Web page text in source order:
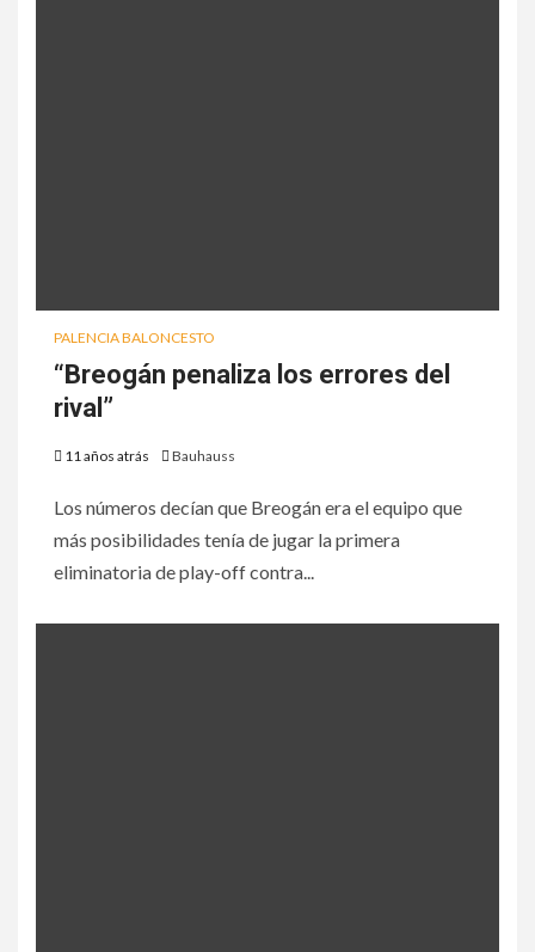
PALENCIA BALONCESTO
“Breogán penaliza los errores del
rival”
11 años atrás Bauhauss
Los números decían que Breogán era el equipo que
más posibilidades tenía de jugar la primera
eliminatoria de play-off contra...